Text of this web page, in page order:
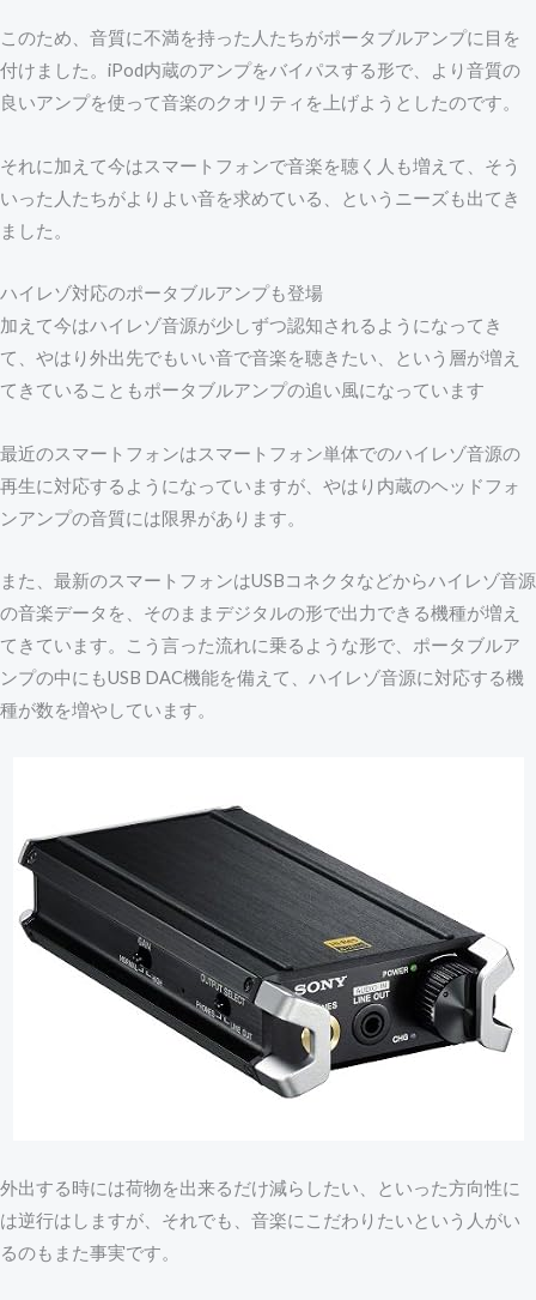
このため、音質に不満を持った人たちがポータブルアンプに目を
付けました。iPod内蔵のアンプをバイパスする形で、より音質の
良いアンプを使って音楽のクオリティを上げようとしたのです。
それに加えて今はスマートフォンで音楽を聴く人も増えて、そう
いった人たちがよりよい音を求めている、というニーズも出てき
ました。
ハイレゾ対応のポータブルアンプも登場
加えて今はハイレゾ音源が少しずつ認知されるようになってき
て、やはり外出先でもいい音で音楽を聴きたい、という層が増え
てきていることもポータブルアンプの追い風になっています
最近のスマートフォンはスマートフォン単体でのハイレゾ音源の
再生に対応するようになっていますが、やはり内蔵のヘッドフォ
ンアンプの音質には限界があります。
また、最新のスマートフォンはUSBコネクタなどからハイレゾ音源
の音楽データを、そのままデジタルの形で出力できる機種が増え
てきています。こう言った流れに乗るような形で、ポータブルア
ンプの中にもUSB DAC機能を備えて、ハイレゾ音源に対応する機
種が数を増やしています。
外出する時には荷物を出来るだけ減らしたい、といった方向性に
は逆行はしますが、それでも、音楽にこだわりたいという人がい
るのもまた事実です。